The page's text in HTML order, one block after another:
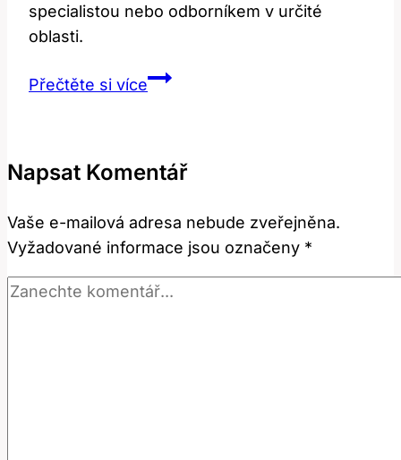
specialistou nebo odborníkem v určité
oblasti.
Přečtěte si víceWallah:
Znamená
Anglicko-
Českém
Kontextu?
Napsat Komentář
Vaše e-mailová adresa nebude zveřejněna.
Vyžadované informace jsou označeny *